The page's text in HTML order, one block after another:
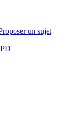
un sujet